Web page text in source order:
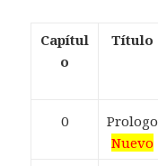
Capítul
o
Título
0
Prologo
Nuevo